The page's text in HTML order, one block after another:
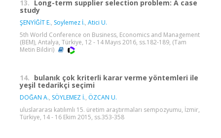
13. Long-term supplier selection problem: A case
study
ŞENYİĞİT E., Soylemez İ., Atici U.
5th World Conference on Business, Economics and Management
(BEM), Antalya, Türkiye, 12 - 14 Mayıs 2016, ss.182-189, (Tam
Metin Bildiri)
14. bulanık çok kriterli karar verme yöntemleri ile
yeşil tedarikçi seçimi
DOĞAN A., SÖYLEMEZ İ., ÖZCAN U.
uluslararası katılımlı 15. üretim araştırmaları sempozyumu, İzmir,
Türkiye, 14 - 16 Ekim 2015, ss.353-358